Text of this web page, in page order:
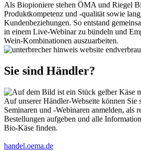
Als Biopioniere stehen ÖMA und Riegel
Produktkompetenz und -qualität sowie
Kundenbeziehungen. So entstand
in einem Live-Webinar zu bündeln und
Wein-Kombinationen auszuarbeiten.
Sie sind Händler?
Auf unserer Händler-Webseite können Sie
Seminaren und -Webinaren anmelden, als
Bestellungen aufgeben und alle
Bio-Käse finden.
handel.oema.de